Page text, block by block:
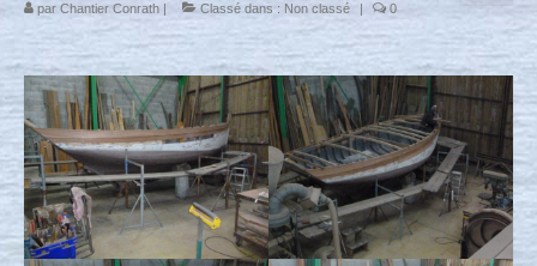
Nous contacter
Actualités
par Chantier Conrath | Classé dans : Non classé | 0